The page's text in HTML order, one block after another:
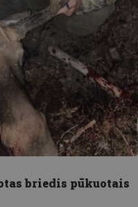
briedis pūkuotais